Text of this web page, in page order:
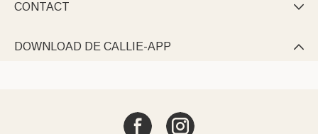
CONTACT 
DOWNLOAD DE CALLIE-APP 